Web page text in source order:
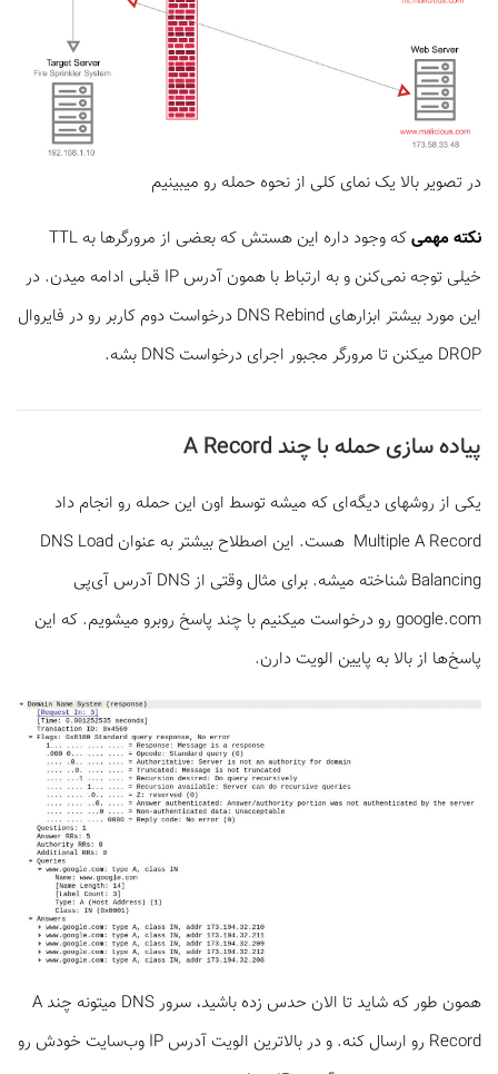
در تصویر بالا یک نمای کلی از نحوه حمله رو می­بینیم
نکته مهمی
که وجود داره این هستش که بعضی از مرورگرها به TTL
خیلی توجه نمی‌کنن و به ارتباط با همون آدرس IP قبلی ادامه میدن. در
این مورد بیشتر ابزارهای DNS Rebind درخواست دوم کاربر رو در فایروال
DROP می­کنن تا مرورگر مجبور اجرای درخواست DNS بشه.
پیاده سازی حمله با چند A Record
یکی از روش­های دیگه‌ای که میشه توسط اون این حمله رو انجام داد
Multiple A Record هست. این اصطلاح بیشتر به عنوان DNS Load
Balancing شناخته میشه. برای مثال وقتی از DNS آدرس آی‌پی
google.com رو درخواست می­کنیم با چند پاسخ روبرو می­شویم. که این
پاسخ‌ها از بالا به پایین الویت دارن.
همون­ طور که شاید تا الان حدس زده باشید، سرور DNS میتونه چند A
Record رو ارسال کنه. و در بالاترین الویت آدرس IP وب‌سایت خودش رو